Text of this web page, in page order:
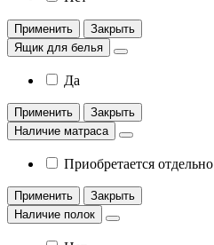
Применить
Закрыть
Ящик для белья
Да
Применить
Закрыть
Наличие матраса
Приобретается отдельно
Применить
Закрыть
Наличие полок